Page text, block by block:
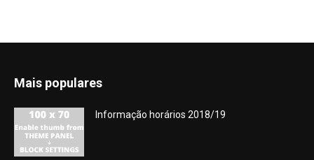
Mais populares
Informação horários 2018/19